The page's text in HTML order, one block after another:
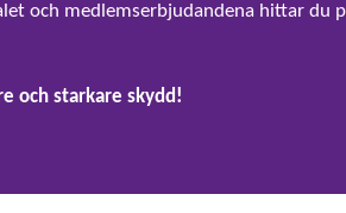
och medlemserbjudandena hittar du
och starkare skydd!